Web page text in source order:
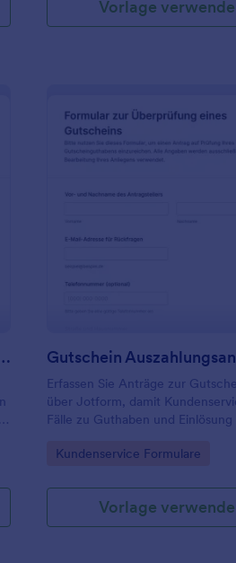
Vorlage
Gegen Twitch Sperre
:
Gutschein
Erfassen Sie Anträge zur
über Jotform, damit
Fälle zu Guthaben und
bearbeiten können.
Go to Category:
Kundenservice Formulare
Vorlage